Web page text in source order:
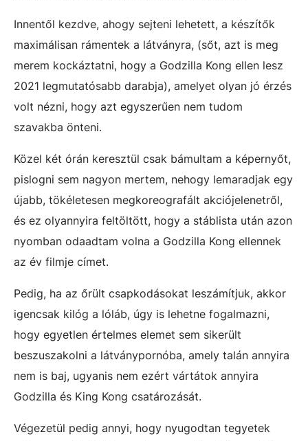
Innentől kezdve, ahogy sejteni lehetett, a készítők
maximálisan rámentek a látványra, (sőt, azt is meg
merem kockáztatni, hogy a Godzilla Kong ellen lesz
2021 legmutatósabb darabja), amelyet olyan jó érzés
volt nézni, hogy azt egyszerűen nem tudom
szavakba önteni.
Közel két órán keresztül csak bámultam a képernyőt,
pislogni sem nagyon mertem, nehogy lemaradjak egy
újabb, tökéletesen megkoreografált akciójelenetről,
és ez olyannyira feltöltött, hogy a stáblista után azon
nyomban odaadtam volna a Godzilla Kong ellennek
az év filmje címet.
Pedig, ha az őrült csapkodásokat leszámítjuk, akkor
igencsak kilóg a lóláb, úgy is lehetne fogalmazni,
hogy egyetlen értelmes elemet sem sikerült
beszuszakolni a látványpornóba, amely talán annyira
nem is baj, ugyanis nem ezért vártátok annyira
Godzilla és King Kong csatározását.
Végezetül pedig annyi, hogy nyugodtan tegyetek